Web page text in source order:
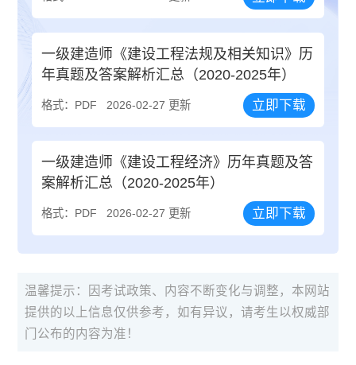
一级建造师《建设工程法规及相关知识》历
年真题及答案解析汇总（2020-2025年）
格式：PDF 2026-02-27 更新 立即下载
一级建造师《建设工程经济》历年真题及答
案解析汇总（2020-2025年）
格式：PDF 2026-02-27 更新 立即下载
温馨提示：因考试政策、内容不断变化与调整，本网站
提供的以上信息仅供参考，如有异议，请考生以权威部
门公布的内容为准！